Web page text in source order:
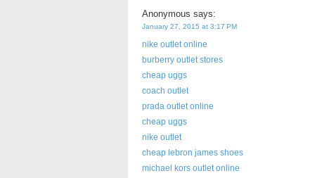
Anonymous says:
January 27, 2015 at 3:17 PM
nike outlet online
burberry outlet stores
cheap uggs
coach outlet
prada outlet online
cheap uggs
nike outlet
cheap lebron james shoes
michael kors outlet online